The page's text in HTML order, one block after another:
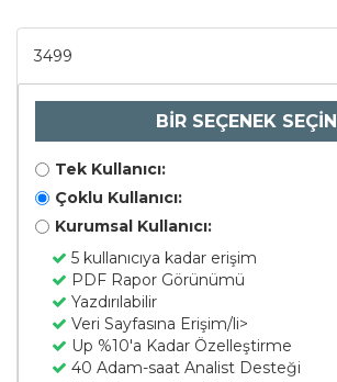
3499
BİR SEÇENEK SEÇİN
Tek Kullanıcı:
Çoklu Kullanıcı:
Kurumsal Kullanıcı:
5 kullanıcıya kadar erişim
PDF Rapor Görünümü
Yazdırılabilir
Veri Sayfasına Erişim/li>
Up %10'a Kadar Özelleştirme
40 Adam-saat Analist Desteği